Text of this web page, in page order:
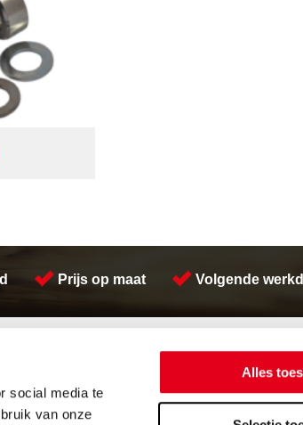
social media te
van onze
Alles
Prijs op maat Volgende
Meeuwsen Trade & Metal
Telefoon:
(0113) 57 38 78